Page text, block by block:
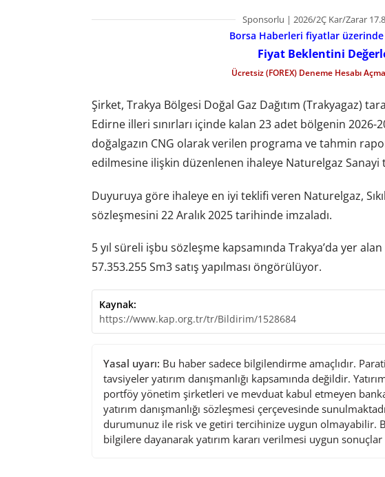
Sponsorlu | 2026/2Ç Kar/Zarar
Borsa Haberleri fiyatlar
Fiyat Beklentini
Ücretsiz (FOREX) Deneme Hesabı
Şirket, Trakya Bölgesi Doğal Gaz Dağıtım (Trakyagaz)
Edirne illeri sınırları içinde kalan 23 adet bölgenin 2026-
doğalgazın CNG olarak verilen programa ve tahmin
edilmesine ilişkin düzenlenen ihaleye Naturelgaz Sanayi
Duyuruya göre ihaleye en iyi teklifi veren Naturelgaz,
sözleşmesini 22 Aralık 2025 tarihinde imzaladı.
5 yıl süreli işbu sözleşme kapsamında Trakya’da yer
57.353.255 Sm3 satış yapılması öngörülüyor.
Kaynak:
https://www.kap.org.tr/tr/Bildirim/1528684
Yasal uyarı: Bu haber sadece bilgilendirme amaçlıdır.
tavsiyeler yatırım danışmanlığı kapsamında değildir.
portföy yönetim şirketleri ve mevduat kabul etmeyen
yatırım danışmanlığı sözleşmesi çerçevesinde
durumunuz ile risk ve getiri tercihinize uygun olmayabilir.
bilgilere dayanarak yatırım kararı verilmesi uygun